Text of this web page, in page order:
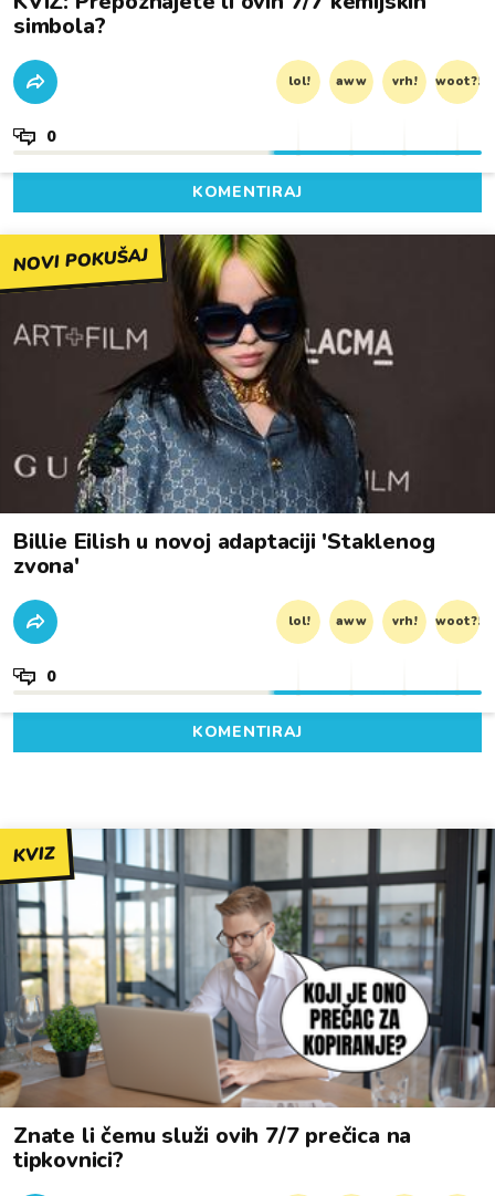
simbola?
lol! aww vrh! woot?!
0
KOMENTIRAJ
NOVI POKUŠAJ
Billie Eilish u novoj adaptaciji 'Staklenog
zvona'
lol! aww vrh! woot?!
0
KOMENTIRAJ
KVIZ
Znate li čemu služi ovih 7/7 prečica na
tipkovnici?